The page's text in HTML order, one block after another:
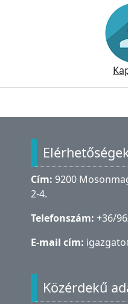
Cím: 9200
2-4.
Telefonszám: +36/
E-mail cím:
Közérdekű